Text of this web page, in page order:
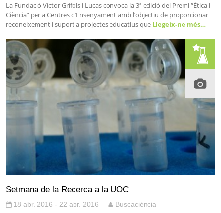
La Fundació Víctor Grífols i Lucas convoca la 3ª edició del Premi “Ètica i
Ciència” per a Centres d’Ensenyament amb l’objectiu de proporcionar
reconeixement i suport a projectes educatius que Llegeix-ne més…
Setmana de la Recerca a la UOC
18 abr. 2016 - 22 abr. 2016 Buscaciència